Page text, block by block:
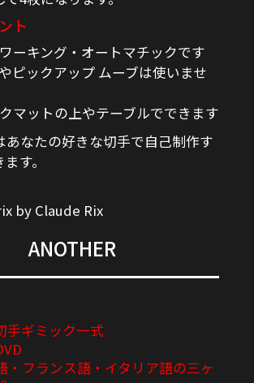
ト
ーキング・オートマチックです
ピックアップ ムーブは使いませ
マットの上やテーブルでできます
あなたの好きな切手で自己制作す
す。
by Claude Rix
ANOTHER
ギミック一式
フランス語・イタリア語の三ヶ